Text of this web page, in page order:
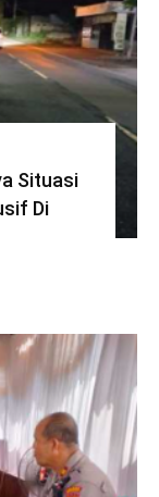
Situasi
Di